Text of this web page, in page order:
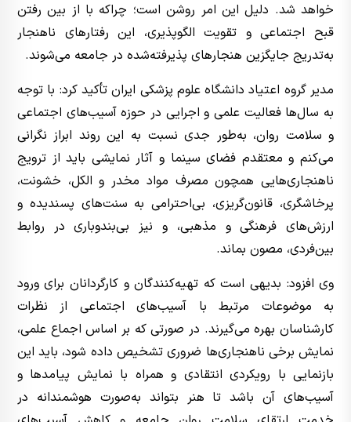
خواهد شد. دلیل این امر روشن است؛ چراکه با از بین رفتن
قبح اجتماعی و تقویت الگوپذیری، این رفتارهای ناهنجار
به‌تدریج جایگزین هنجارهای پذیرفته‌شده در جامعه می‌شوند.
مدیر گروه اعتیاد دانشگاه علوم پزشکی ایران تأکید کرد: با توجه
به سال‌ها فعالیت علمی و اجرایی در حوزه آسیب‌های اجتماعی
و سلامت روان، به‌طور جدی نسبت به این روند ابراز نگرانی
می‌کنم و معتقدم فضای سینما و آثار نمایشی باید از ترویج
ناهنجاری‌هایی همچون مصرف مواد مخدر و الکل، خشونت،
پرخاشگری، قانون‌گریزی، بی‌احترامی به سنت‌های پسندیده و
ارزش‌های فرهنگی و مذهبی، و نیز بی‌بندوباری در روابط
بین‌فردی، مصون بماند.
وی افزود: بدیهی است که تهیه‌کنندگان و کارگردانان برای ورود
به موضوعات مرتبط با آسیب‌های اجتماعی از نظرات
کارشناسان بهره می‌گیرند. در صورتی که بر اساس اجماع علمی،
نمایش برخی ناهنجاری‌ها ضروری تشخیص داده شود، باید این
بازنمایی با رویکردی انتقادی و همراه با نمایش پیامدها و
آسیب‌های آن باشد تا هنر بتواند به‌صورت هوشمندانه در